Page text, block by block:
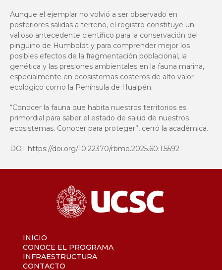
Aunque el ejemplar no volvió a ser observado en
posteriores salidas a terreno, el registro constituye un
valioso antecedente científico para la conservación del
pingüino de Humboldt y para comprender mejor los
posibles efectos de la fragmentación poblacional, la
genética y las presiones ambientales en la fauna marina,
especialmente en ecosistemas costeros de alto valor
ecológico como la Península de Hualpén.
“Conocer la fauna que habita nuestros territorios es
primordial para saber el estado de salud de nuestros
ecosistemas. Conocer para proteger”, cerró la académica.
DOI: https://doi.org/10.22370/rbmo.2025.60.1.5592
INICIO
CONOCE EL PROGRAMA
INFRAESTRUCTURA
CONTACTO